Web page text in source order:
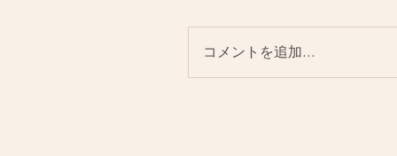
コメントを追加…